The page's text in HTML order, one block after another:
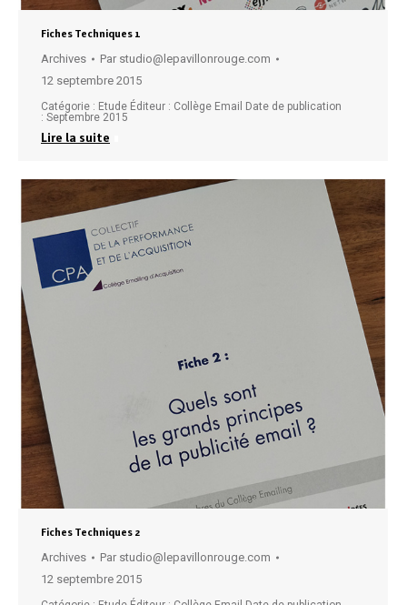
Fiches Techniques 1
Archives Par studio@lepavillonrouge.com
12 septembre 2015
Catégorie : Etude Éditeur : Collège Email Date de publication
: Septembre 2015
Lire la suite
Fiches Techniques 2
Archives Par studio@lepavillonrouge.com
12 septembre 2015